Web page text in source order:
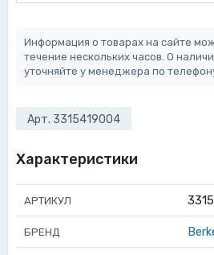
Информация о товарах на сайте
течение нескольких часов. О
уточняйте у менеджера по
Арт. 3315419004
Характеристики
АРТИКУЛ
БРЕНД